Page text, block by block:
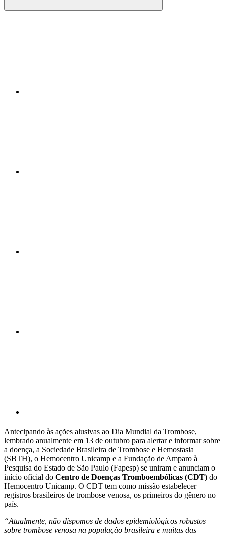
Compartilhar
Antecipando às ações alusivas ao Dia Mundial da Trombose,
lembrado anualmente em 13 de outubro para alertar e informar sobre
a doença, a Sociedade Brasileira de Trombose e Hemostasia
(SBTH), o Hemocentro Unicamp e a Fundação de Amparo à
Pesquisa do Estado de São Paulo (Fapesp) se uniram e anunciam o
início oficial do Centro de Doenças Tromboembólicas (CDT) do
Hemocentro Unicamp. O CDT tem como missão estabelecer
registros brasileiros de trombose venosa, os primeiros do gênero no
país.
“Atualmente, não dispomos de dados epidemiológicos robustos
sobre trombose venosa na população brasileira e muitas das